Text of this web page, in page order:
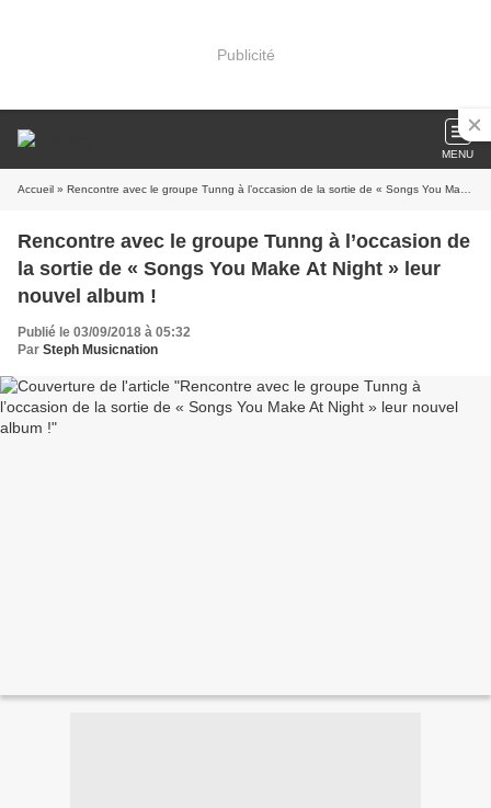
Publicité
MENU
Accueil » Rencontre avec le groupe Tunng à l’occasion de la sortie de « Songs You Make At Night » leur nouvel album !
Rencontre avec le groupe Tunng à l’occasion de
la sortie de « Songs You Make At Night » leur
nouvel album !
Publié le 03/09/2018 à 05:32
Par Steph Musicnation